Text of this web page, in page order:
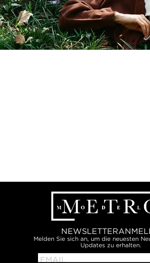
Melden Sie sich an, um die neuesten
Updates zu erhalten.